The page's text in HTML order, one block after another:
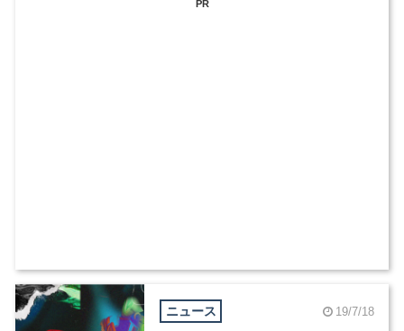
PR
ニュース 19/7/18